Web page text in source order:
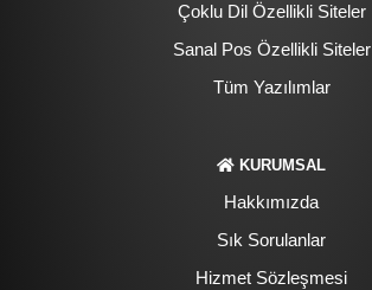
Çoklu Dil Özellikli Siteler
Sanal Pos Özellikli Siteler
Tüm Yazılımlar
KURUMSAL
Hakkımızda
Sık Sorulanlar
Hizmet Sözleşmesi